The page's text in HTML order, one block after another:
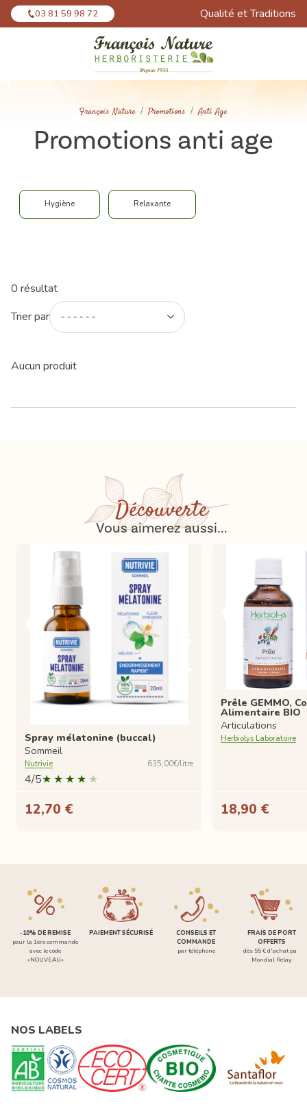
03 81 59 98 72 Qualité et Traditions
François Nature Promotions Anti Age
Promotions anti age
Hygiène Relaxante
0 résultat
Trier par
Aucun produit
Découverte
Vous aimerez aussi...
Spray mélatonine (buccal)
Sommeil
Nutrivie 635,00€/litre
4/5
12,70 €
Prêle GEMMO,
Alimentaire BIO
Articulations
Herbiolys Laboratoire
18,90 €
-10% DE REMISE
pour la 1ère commande
avec le code
«NOUVEAU»
PAIEMENT SÉCURISÉ
CONSEILS ET
COMMANDE
par téléphone
FRAIS DE PORT
OFFERTS
dès 55 € d'achat par
Mondial Relay
NOS LABELS
Panneau de gestion des cookies